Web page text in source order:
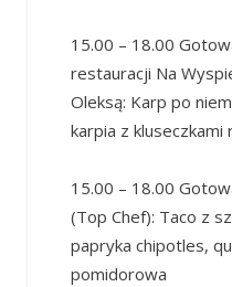
15.00 – 18.00
restauracji Na
Oleksą: Karp po
karpia z kluseczkami
15.00 – 18.00
(Top Chef): Taco z
papryka chipotles,
pomidorowa